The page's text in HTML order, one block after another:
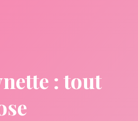
: tout